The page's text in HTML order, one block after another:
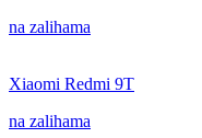
na zalihama
Xiaomi Redmi 9T
na zalihama